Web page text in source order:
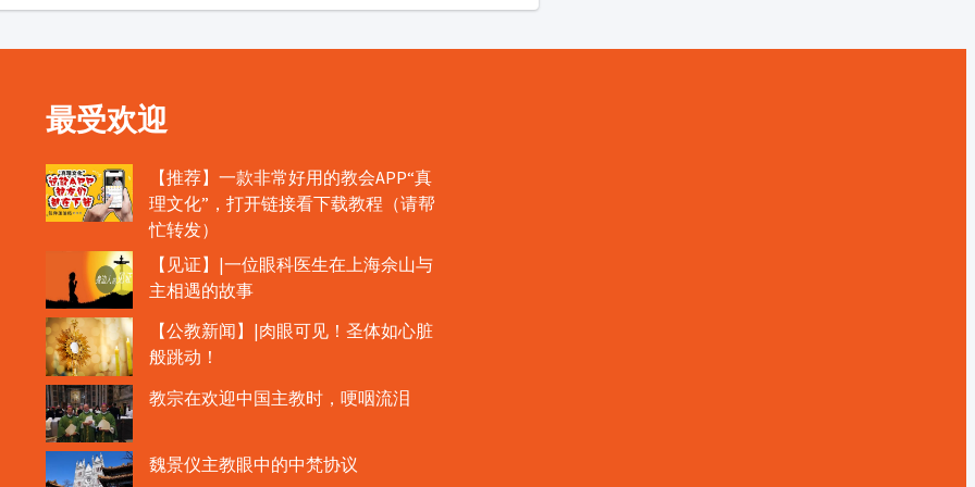
最受欢迎
【推荐】一款非常好用的教会APP“真
理文化”，打开链接看下载教程（请帮
忙转发）
【见证】|一位眼科医生在上海佘山与
主相遇的故事
【公教新闻】|肉眼可见！圣体如心脏
般跳动！
教宗在欢迎中国主教时，哽咽流泪
魏景仪主教眼中的中梵协议